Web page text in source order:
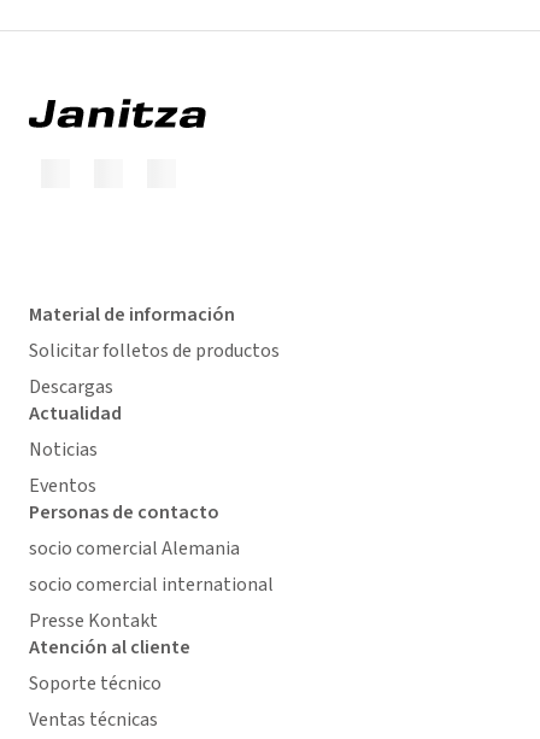
Material de información
Solicitar folletos de productos
Descargas
Actualidad
Noticias
Eventos
Personas de contacto
socio comercial Alemania
socio comercial international
Presse Kontakt
Atención al cliente
Soporte técnico
Ventas técnicas